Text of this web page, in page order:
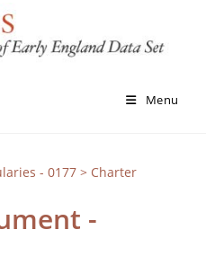
Menu
- 0177> Charter
-